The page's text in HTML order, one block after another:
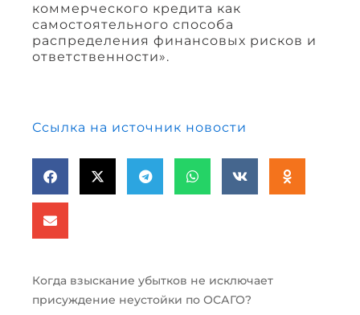
коммерческого кредита как
самостоятельного способа
распределения финансовых рисков и
ответственности».
Ссылка на источник новости
Когда взыскание убытков не исключает
присуждение неустойки по ОСАГО?